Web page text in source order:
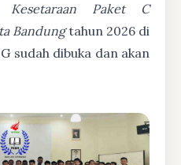
Paket C
Bandungtahun 2026 di
sudah dibuka dan akan